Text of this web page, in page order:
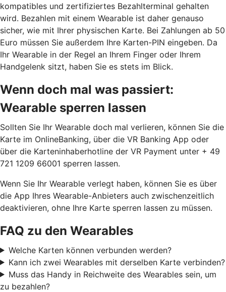
kompatibles und zertifiziertes Bezahlterminal gehalten
wird. Bezahlen mit einem Wearable ist daher genauso
sicher, wie mit Ihrer physischen Karte. Bei Zahlungen ab 50
Euro müssen Sie außerdem Ihre Karten-PIN eingeben. Da
Ihr Wearable in der Regel an Ihrem Finger oder Ihrem
Handgelenk sitzt, haben Sie es stets im Blick.
Wenn doch mal was passiert:
Wearable sperren lassen
Sollten Sie Ihr Wearable doch mal verlieren, können Sie die
Karte im OnlineBanking, über die VR Banking App oder
über die Karteninhaberhotline der VR Payment unter + 49
721 1209 66001 sperren lassen.
Wenn Sie Ihr Wearable verlegt haben, können Sie es über
die App Ihres Wearable-Anbieters auch zwischenzeitlich
deaktivieren, ohne Ihre Karte sperren lassen zu müssen.
FAQ zu den Wearables
Welche Karten können verbunden werden?
Kann ich zwei Wearables mit derselben Karte verbinden?
Muss das Handy in Reichweite des Wearables sein, um
zu bezahlen?